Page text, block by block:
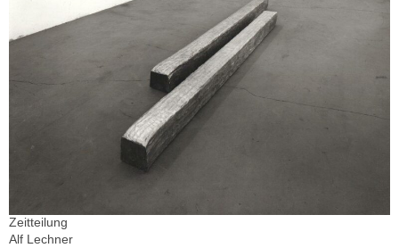
Zeitteilung
Alf Lechner